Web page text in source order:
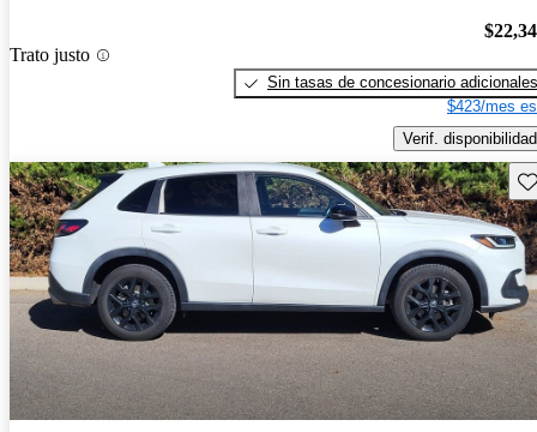
Trato justo
Sin tasas de concesionario adicionales
$423/mes
Verif. disponibilidad